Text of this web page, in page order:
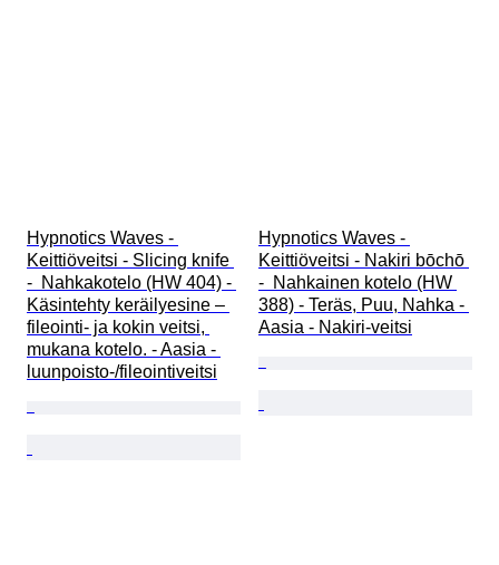
Hypnotics Waves -
Keittiöveitsi - Slicing knife
-  Nahkakotelo (HW 404) -
Käsintehty keräilyesine –
fileointi- ja kokin veitsi,
mukana kotelo. - Aasia -
luunpoisto-/fileointiveitsi
Hypnotics Waves -
Keittiöveitsi - Nakiri bōchō
-  Nahkainen kotelo (HW
388) - Teräs, Puu, Nahka -
Aasia - Nakiri-veitsi